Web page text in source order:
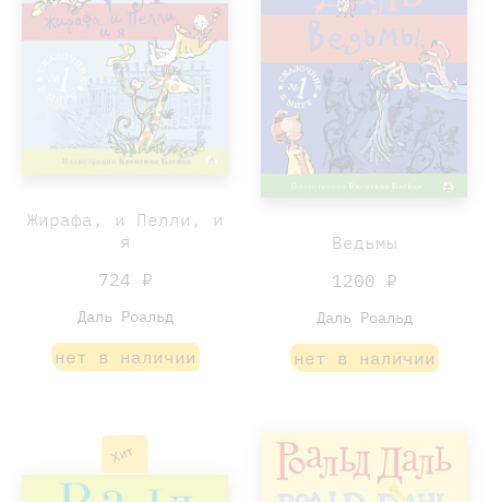
Ведьмы
1200 ₽
Даль Роальд
нет в наличии
Жирафа, и Пелли, и
я
724 ₽
Даль Роальд
нет в наличии
Хит